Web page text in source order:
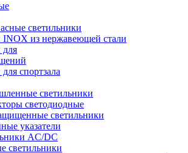
светильники
INOX из нержавеющей стали
для
спортзала
светильники
светодиодные
светильники
указатели
AC/DC
светильники